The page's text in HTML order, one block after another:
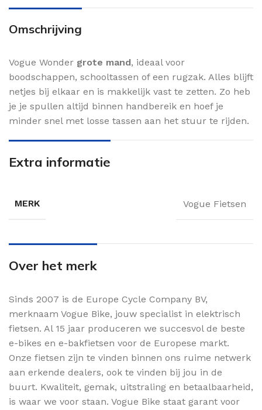
Omschrijving
Vogue Wonder grote mand, ideaal voor
boodschappen, schooltassen of een rugzak. Alles blijft
netjes bij elkaar en is makkelijk vast te zetten. Zo heb
je je spullen altijd binnen handbereik en hoef je
minder snel met losse tassen aan het stuur te rijden.
Extra informatie
MERK Vogue Fietsen
Over het merk
Sinds 2007 is de Europe Cycle Company BV,
merknaam Vogue Bike, jouw specialist in elektrisch
fietsen. Al 15 jaar produceren we succesvol de beste
e-bikes en e-bakfietsen voor de Europese markt.
Onze fietsen zijn te vinden binnen ons ruime netwerk
aan erkende dealers, ook te vinden bij jou in de
buurt. Kwaliteit, gemak, uitstraling en betaalbaarheid,
is waar we voor staan. Vogue Bike staat garant voor